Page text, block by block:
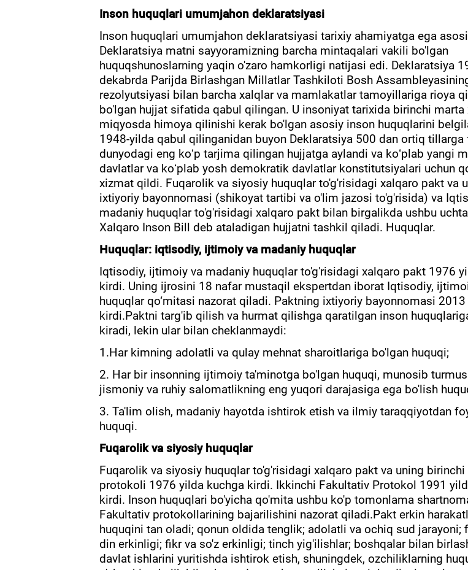
Inson huquqlari umumjahon deklaratsiyasi
Inson huquqlari umumjahon deklaratsiyasi tarixiy ahamiyatga ega
Deklaratsiya matni sayyoramizning barcha mintaqalari vakili bo'lgan
huquqshunoslarning yaqin o'zaro hamkorligi natijasi edi. Deklaratsiya
dekabrda Parijda Birlashgan Millatlar Tashkiloti Bosh
rezolyutsiyasi bilan barcha xalqlar va mamlakatlar tamoyillariga rioya
bo'lgan hujjat sifatida qabul qilingan. U insoniyat tarixida birinchi marta
miqyosda himoya qilinishi kerak bo'lgan asosiy inson huquqlarini
1948-yilda qabul qilinganidan buyon Deklaratsiya 500 dan ortiq
dunyodagi eng koʻp tarjima qilingan hujjatga aylandi va koʻplab yangi
davlatlar va koʻplab yosh demokratik davlatlar konstitutsiyalari uchun
xizmat qildi. Fuqarolik va siyosiy huquqlar to'g'risidagi xalqaro pakt va
ixtiyoriy bayonnomasi (shikoyat tartibi va o'lim jazosi to'g'risida) va
madaniy huquqlar to'g'risidagi xalqaro pakt bilan birgalikda ushbu
Xalqaro Inson Bill deb ataladigan hujjatni tashkil qiladi. Huquqlar.
Huquqlar: iqtisodiy, ijtimoiy va madaniy huquqlar
Iqtisodiy, ijtimoiy va madaniy huquqlar to'g'risidagi xalqaro pakt 1976
kirdi. Uning ijrosini 18 nafar mustaqil ekspertdan iborat Iqtisodiy,
huquqlar qo‘mitasi nazorat qiladi. Paktning ixtiyoriy bayonnomasi
kirdi.Paktni targ'ib qilish va hurmat qilishga qaratilgan inson
kiradi, lekin ular bilan cheklanmaydi:
1.Har kimning adolatli va qulay mehnat sharoitlariga bo'lgan huquqi;
2. Har bir insonning ijtimoiy ta'minotga bo'lgan huquqi, munosib
jismoniy va ruhiy salomatlikning eng yuqori darajasiga ega bo'lish
3. Ta'lim olish, madaniy hayotda ishtirok etish va ilmiy taraqqiyotdan
huquqi.
Fuqarolik va siyosiy huquqlar
Fuqarolik va siyosiy huquqlar to'g'risidagi xalqaro pakt va uning
protokoli 1976 yilda kuchga kirdi. Ikkinchi Fakultativ Protokol 1991
kirdi. Inson huquqlari bo'yicha qo'mita ushbu ko'p tomonlama
Fakultativ protokollarining bajarilishini nazorat qiladi.Pakt erkin
huquqini tan oladi; qonun oldida tenglik; adolatli va ochiq sud jarayoni;
din erkinligi; fikr va so'z erkinligi; tinch yig'ilishlar; boshqalar bilan
davlat ishlarini yuritishda ishtirok etish, shuningdek, ozchiliklarning